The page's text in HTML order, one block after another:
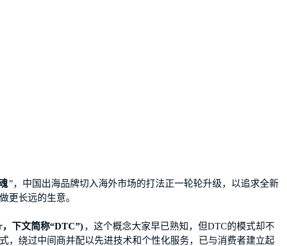
”，中国出海品牌切入海外市场的打法正一轮轮升级，以追求全新
更长远的生意。
下文简称“DTC”) ，这个概念大家早已熟知，但DTC的模式却不
，绕过中间商并配以先进技术和个性化服务，已与消费者建立起